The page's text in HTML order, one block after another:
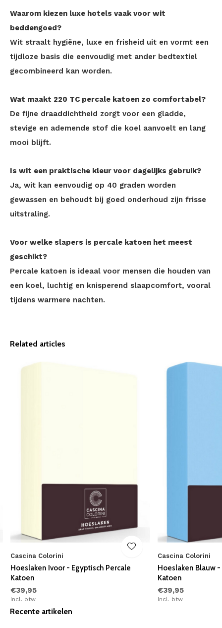
Waarom kiezen luxe hotels vaak voor wit
beddengoed?
Wit straalt hygiëne, luxe en frisheid uit en vormt een
tijdloze basis die eenvoudig met ander bedtextiel
gecombineerd kan worden.
Wat maakt 220 TC percale katoen zo comfortabel?
De fijne draaddichtheid zorgt voor een gladde,
stevige en ademende stof die koel aanvoelt en lang
mooi blijft.
Is wit een praktische kleur voor dagelijks gebruik?
Ja, wit kan eenvoudig op 40 graden worden
gewassen en behoudt bij goed onderhoud zijn frisse
uitstraling.
Voor welke slapers is percale katoen het meest
geschikt?
Percale katoen is ideaal voor mensen die houden van
een koel, luchtig en knisperend slaapcomfort, vooral
tijdens warmere nachten.
Related articles
Cascina Colorini
Hoeslaken Ivoor - Egyptisch Percale
Katoen
€39,95
Incl. btw
Cascina Colorini
Hoeslaken Blauw
Katoen
€39,95
Incl. btw
Recente artikelen